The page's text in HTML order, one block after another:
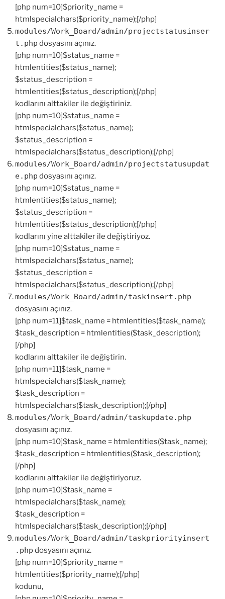
[php num=10]$priority_name =
htmlspecialchars($priority_name);[/php]
modules/Work_Board/admin/projectstatusinser
t.php dosyasını açınız.
[php num=10]$status_name =
htmlentities($status_name);
$status_description =
htmlentities($status_description);[/php]
kodlarını alttakiler ile değiştiriniz.
[php num=10]$status_name =
htmlspecialchars($status_name);
$status_description =
htmlspecialchars($status_description);[/php]
modules/Work_Board/admin/projectstatusupdat
e.php dosyasını açınız.
[php num=10]$status_name =
htmlentities($status_name);
$status_description =
htmlentities($status_description);[/php]
kodlarını yine alttakiler ile değiştiriyoz.
[php num=10]$status_name =
htmlspecialchars($status_name);
$status_description =
htmlspecialchars($status_description);[/php]
modules/Work_Board/admin/taskinsert.php
dosyasını açınız.
[php num=11]$task_name = htmlentities($task_name);
$task_description = htmlentities($task_description);
[/php]
kodlarını alttakiler ile değiştirin.
[php num=11]$task_name =
htmlspecialchars($task_name);
$task_description =
htmlspecialchars($task_description);[/php]
modules/Work_Board/admin/taskupdate.php
dosyasını açınız.
[php num=10]$task_name = htmlentities($task_name);
$task_description = htmlentities($task_description);
[/php]
kodlarını alttakiler ile değiştiriyoruz.
[php num=10]$task_name =
htmlspecialchars($task_name);
$task_description =
htmlspecialchars($task_description);[/php]
modules/Work_Board/admin/taskpriorityinsert
.php dosyasını açınız.
[php num=10]$priority_name =
htmlentities($priority_name);[/php]
kodunu,